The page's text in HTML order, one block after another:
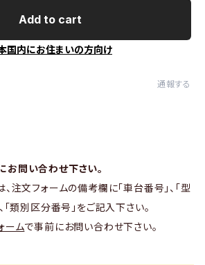
Add to cart
国内にお住まいの方向け
通報する
問い合わせ下さい。
、注文フォームの備考欄に「車台番号」、「型
「類別区分番号」をご記入下さい。
ームで事前にお問い合わせ下さい。